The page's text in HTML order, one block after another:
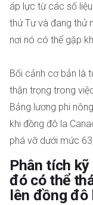
áp lực từ các số
thứ Tư và đang thử
nơi nó có thể gặp
Bối cảnh cơ bản là
thận trọng trong
Bảng lương phi
khi đồng đô la
phá vỡ dưới mức
Phân tích
đó có thể
lên đồng đô